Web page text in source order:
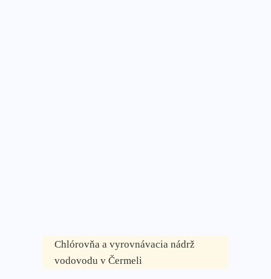
Chlórovňa a vyrovnávacia nádrž
vodovodu v Čermeli